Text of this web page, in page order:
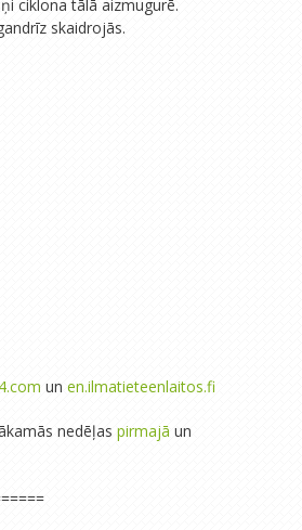
ciklona tālā aizmugurē.
skaidrojās.
un en.ilmatieteenlaitos.fi
nedēļas pirmajā un